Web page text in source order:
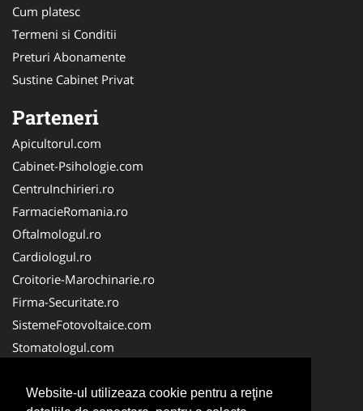
Website-ul utilizeaza cookie pentru a reţine
Cum platesc
Termeni si Conditii
Preturi Abonamente
Sustine Cabinet Privat
Parteneri
Apicultorul.com
Cabinet-Psihologie.com
CentruInchirieri.ro
FarmacieRomania.ro
Oftalmologul.ro
Cardiologul.ro
Croitorie-Marochinarie.ro
Firma-Securitate.ro
SistemeFotovoltaice.com
Stomatologul.com
Birouri-Cadastru.ro